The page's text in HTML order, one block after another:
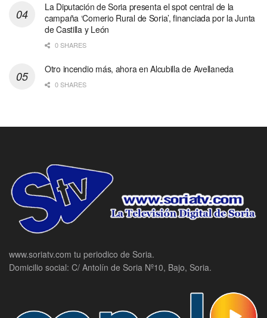
La Diputación de Soria presenta el spot central de la
campaña ‘Comerio Rural de Soria’, financiada por la Junta
de Castilla y León
0 SHARES
Otro incendio más, ahora en Alcubilla de Avellaneda
0 SHARES
www.soriatv.com tu periodico de Soria.
Domicilio social: C/ Antolín de Soria Nº10, Bajo, Soria.